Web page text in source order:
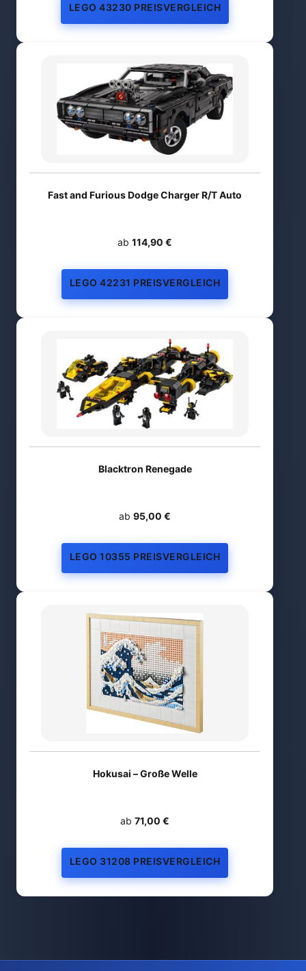
LEGO 43230 PREISVERGLEICH
Fast and Furious Dodge Charger R/T Auto
ab 114,90 €
LEGO 42231 PREISVERGLEICH
Blacktron Renegade
ab 95,00 €
LEGO 10355 PREISVERGLEICH
Hokusai – Große Welle
ab 71,00 €
LEGO 31208 PREISVERGLEICH